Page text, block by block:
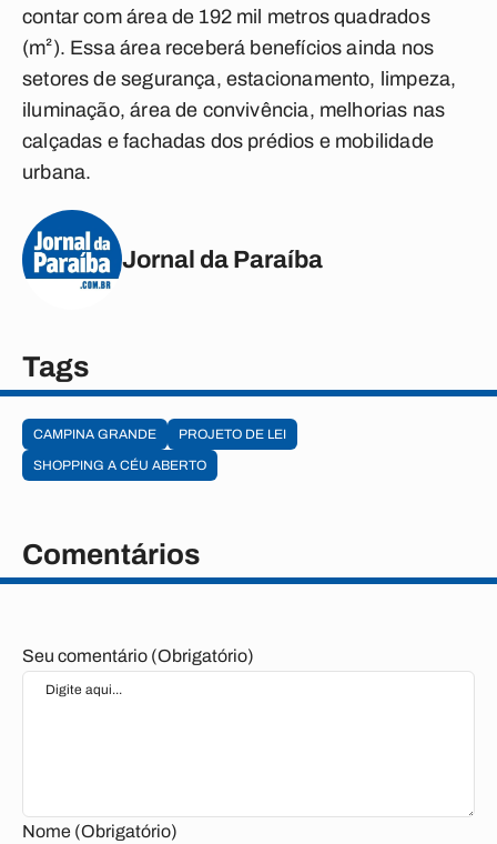
contar com área de 192 mil metros quadrados
(m²). Essa área receberá benefícios ainda nos
setores de segurança, estacionamento, limpeza,
iluminação, área de convivência, melhorias nas
calçadas e fachadas dos prédios e mobilidade
urbana.
Jornal da Paraíba
Tags
CAMPINA GRANDE
PROJETO DE LEI
SHOPPING A CÉU ABERTO
Comentários
Seu comentário (Obrigatório)
Nome (Obrigatório)